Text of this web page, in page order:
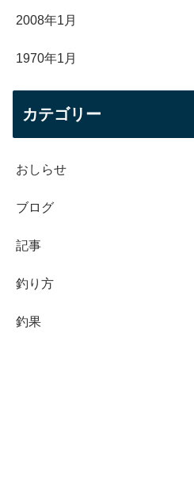
2008年1月
1970年1月
カテゴリー
おしらせ
ブログ
記事
釣り方
釣果